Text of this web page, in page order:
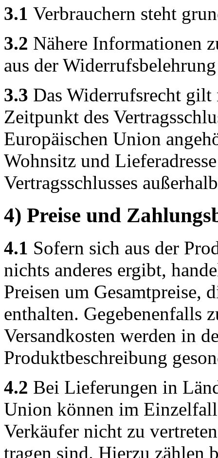
3.1 Verbrauchern steht
3.2 Nähere Informationen
aus der
3.3 Das Widerrufsrecht
Zeitpunkt des
Europäischen Union
Wohnsitz und
Vertragsschlusses
4) Preise und
4.1 Sofern sich aus der
nichts anderes ergibt,
Preisen um Gesamtpreise,
enthalten. Gegebenenfalls
Versandkosten werden in
Produktbeschreibung
4.2 Bei Lieferungen in
Union können im
Verkäufer nicht zu
tragen sind. Hierzu zählen